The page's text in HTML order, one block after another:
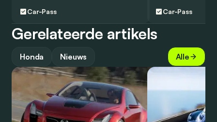
Car-Pass Car-Pass
Gerelateerde artikels
Honda Nieuws Alle